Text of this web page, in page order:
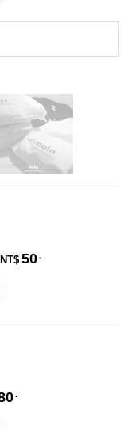
NT$ 50.
量
.